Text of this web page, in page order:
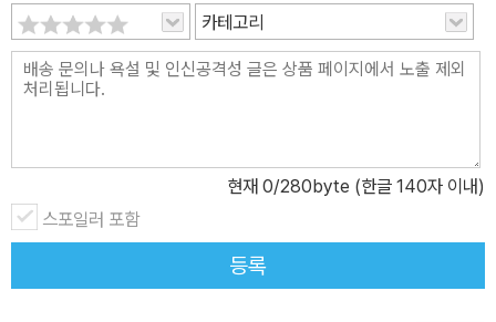
카테고리
현재 0/280byte (한글 140자 이내)
스포일러 포함
등록